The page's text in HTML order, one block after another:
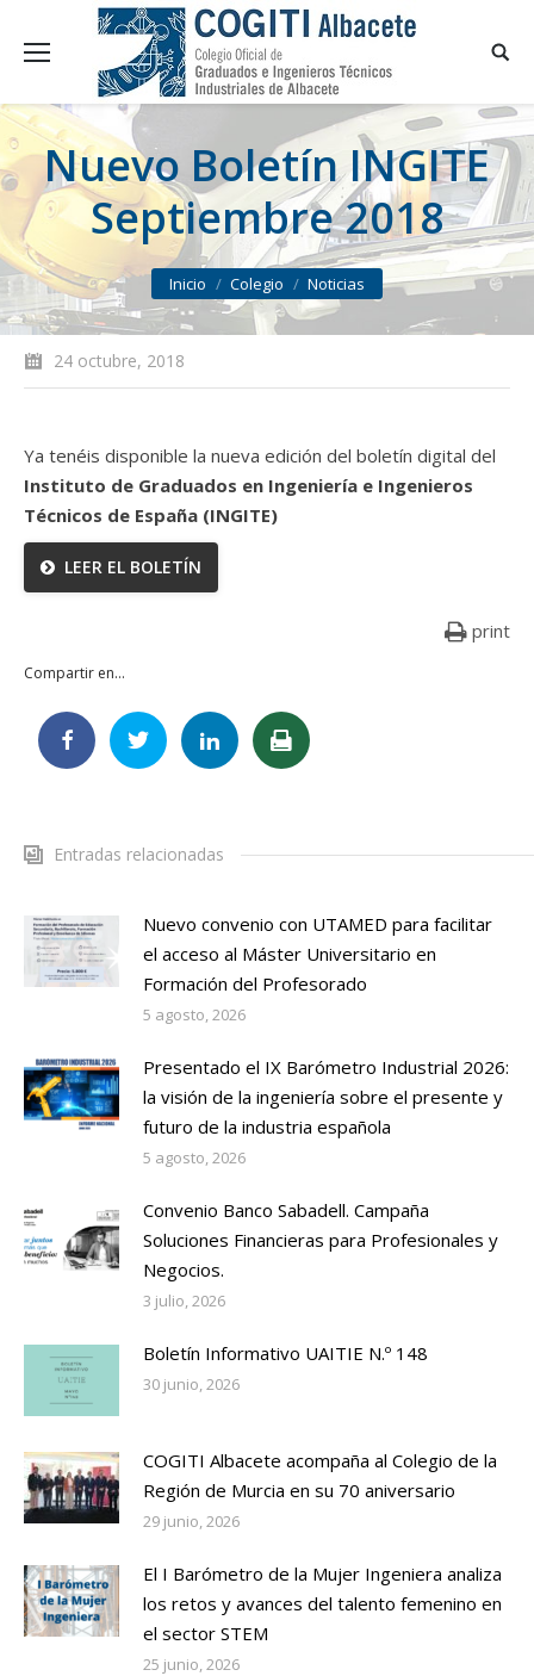
Nuevo Boletín INGITE
Septiembre 2018
You are here:
Inicio Colegio Noticias
24 octubre, 2018
Ya tenéis disponible la nueva edición del boletín digital del
Instituto de Graduados en Ingeniería e Ingenieros
Técnicos de España (INGITE)
LEER EL BOLETÍN
print
Compartir en...
Entradas relacionadas
Nuevo convenio con UTAMED para facilitar
el acceso al Máster Universitario en
Formación del Profesorado
5 agosto, 2026
Presentado el IX Barómetro Industrial 2026:
la visión de la ingeniería sobre el presente y
futuro de la industria española
5 agosto, 2026
Convenio Banco Sabadell. Campaña
Soluciones Financieras para Profesionales y
Negocios.
3 julio, 2026
Boletín Informativo UAITIE N.º 148
30 junio, 2026
COGITI Albacete acompaña al Colegio de la
Región de Murcia en su 70 aniversario
29 junio, 2026
El I Barómetro de la Mujer Ingeniera analiza
los retos y avances del talento femenino en
el sector STEM
25 junio, 2026